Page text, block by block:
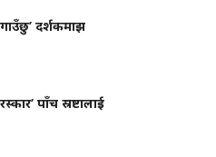
दर्शकमाझ
पाँच स्रष्टालाई